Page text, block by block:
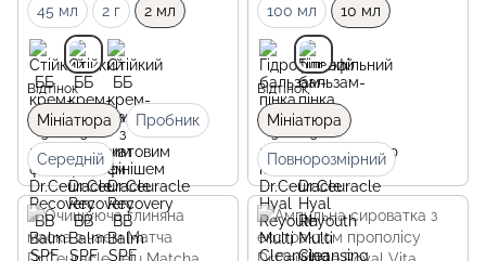
45 мл 2 г 2 мл
Відтінок
Мініатюра Пробник
Середній
100 мл 10 мл
Відтінок
Мініатюра
Повнорозмірний